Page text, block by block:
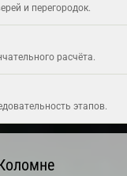
и перегородок.
расчёта.
этапов.